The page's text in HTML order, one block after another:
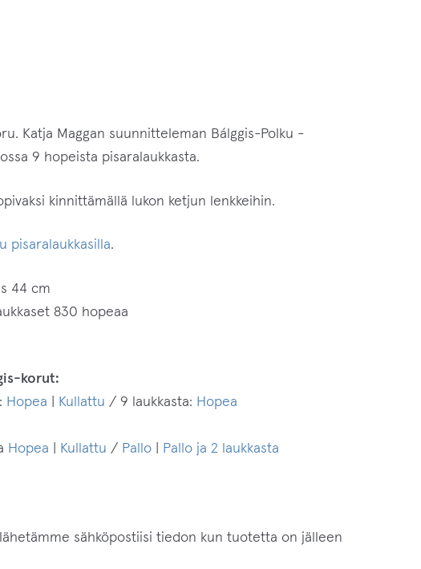
Katja Maggan suunnitteleman Bálggis-Polku -
9 hopeista pisaralaukkasta.
kinnittämällä lukon ketjun lenkkeihin.
pisaralaukkasilla.
44 cm
830 hopeaa
korut:
Hopea Kullattu / 9 laukkasta: Hopea
Hopea Kullattu / Pallo| Pallo ja 2 laukkasta
sähköpostiisi tiedon kun tuotetta on jälleen